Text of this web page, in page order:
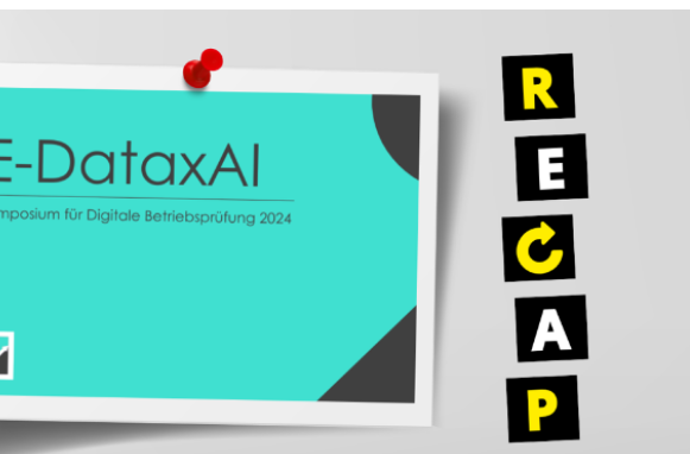
Ein Polaroidfoto, das mit einer Stecknadel befestigt ist.